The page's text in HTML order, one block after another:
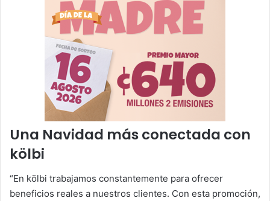
Una Navidad más conectada con
kölbi
“En kölbi trabajamos constantemente para ofrecer
beneficios reales a nuestros clientes. Con esta promoción,